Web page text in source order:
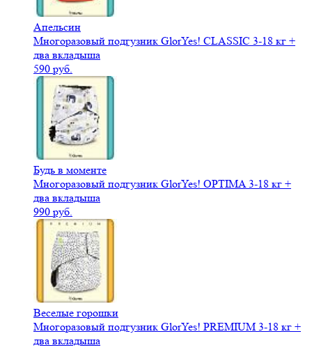
Апельсин
Многоразовый подгузник GlorYes! CLASSIC 3-18 кг +
два вкладыша
590 руб.
Будь в моменте
Многоразовый подгузник GlorYes! OPTIMA 3-18 кг +
два вкладыша
990 руб.
Веселые горошки
Многоразовый подгузник GlorYes! PREMIUM 3-18 кг +
два вкладыша